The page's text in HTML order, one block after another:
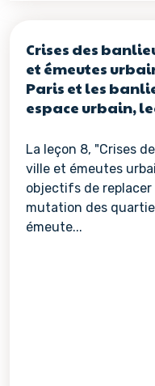
Crises des
et émeutes
Paris et les
espace urbain,
La leçon 8, "Crises
ville et émeutes
objectifs de replacer
mutation des
émeute...